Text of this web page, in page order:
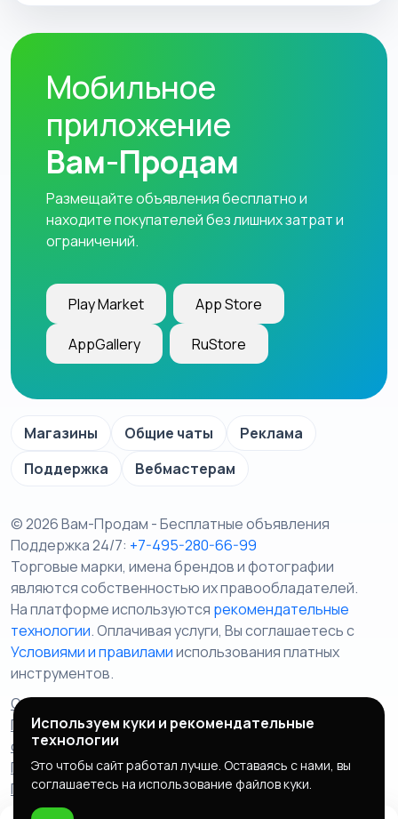
Мобильное
приложение
Вам-Продам
Размещайте объявления бесплатно и
находите покупателей без лишних затрат и
ограничений.
Play Market App Store
AppGallery RuStore
Магазины Общие чаты
Реклама
Поддержка
Вебмастерам
© 2026 Вам-Продам - Бесплатные объявления
Поддержка 24/7: +7-495-280-66-99
Торговые марки, имена брендов и фотографии
являются собственностью их правообладателей.
На платформе используются рекомендательные
технологии. Оплачивая услуги, Вы соглашаетесь c
Условиями и правиламииспользования платных
инструментов.
Отказ от ответственности
Правила сервиса
Политика конфиденциальности
Пользовательское
соглашение
Запрещенные товары/услуги
Правообладателям
Партнерская программа
Политика cookie
Используем куки и рекомендательные
технологии
Это чтобы сайт работал лучше. Оставаясь с нами, вы
соглашаетесь на использование файлов куки.